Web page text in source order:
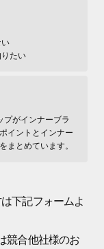
たい
プがインナーブラ
イントとインナー
まとめています。
下記フォームよ
競合他社様のお